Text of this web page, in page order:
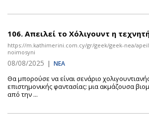
106. Απειλεί το Χόλιγουντ η
https://m.kathimerini.com.cy/gr/geek/geek-nea/
noimosyni
08/08/2025 | ΝΕΑ
Θα μπορούσε να είναι σενάριο χολιγουντιανής
επιστημονικής φαντασίας: μια ακμάζουσα
από την ...